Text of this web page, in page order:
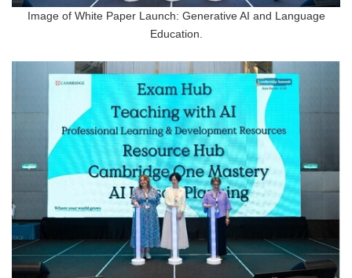
Image of White Paper Launch: Generative AI and Language
Education.